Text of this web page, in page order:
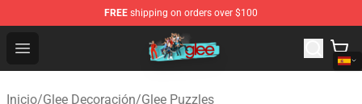
FREE shipping on orders over $100
Open menu
Glee Store - Official Glee Merchandise Shop
Inicio/Glee Decoración/Glee Puzzles